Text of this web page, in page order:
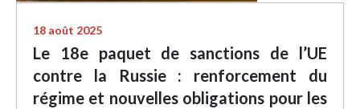
18 août 2025
Le 18e paquet de sanctions de l’UE
contre la Russie : renforcement du
régime et nouvelles obligations pour les